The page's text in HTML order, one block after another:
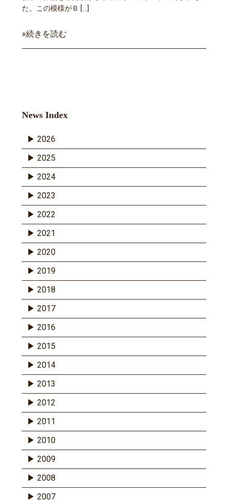
た、この模様がＢ […]
»続きを読む
News Index
2026
2025
2024
2023
2022
2021
2020
2019
2018
2017
2016
2015
2014
2013
2012
2011
2010
2009
2008
2007